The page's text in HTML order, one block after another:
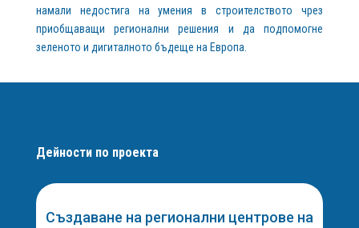
намали недостига на умения в строителството чрез
приобщаващи регионални решения и да подпомогне
зеленото и дигиталното бъдеще на Европа.
Дейности по проекта
Създаване на регионални центрове на